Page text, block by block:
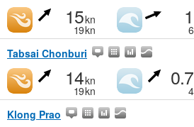
15kn
19kn
1
6
Tabsai Chonburi
14kn
19kn
0.7
4
Klong Prao